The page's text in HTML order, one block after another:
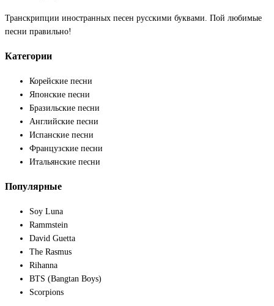
Транскрипции иностранных песен русскими буквами. Пой любимые
песни правильно!
Категории
Корейские песни
Японские песни
Бразильские песни
Английские песни
Испанские песни
Французские песни
Итальянские песни
Популярные
Soy Luna
Rammstein
David Guetta
The Rasmus
Rihanna
BTS (Bangtan Boys)
Scorpions